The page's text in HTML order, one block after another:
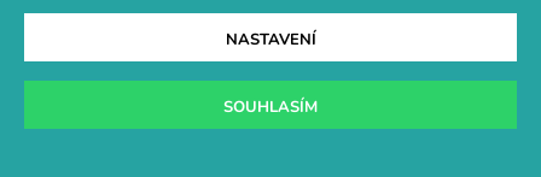
NASTAVENÍ
SOUHLASÍM
Velkoobchod s korálky a komponentyTvořit je radost